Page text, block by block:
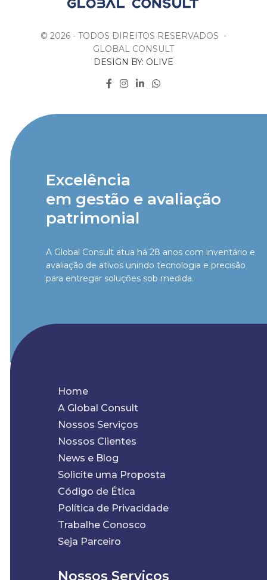
© 2026 - TODOS DIREITOS RESERVADOS -
GLOBAL CONSULT
DESIGN BY: OLIVE
Excelência
em gestão e avaliação
patrimonial
A Global Consult atua há 28 anos com inventário e
avaliação de ativos unindo tecnologia e precisão
para entregar soluções sob medida.
Home
A Global Consult
Nossos Serviços
Nossos Clientes
News e Blog
Solicite uma Proposta
Código de Ética
Política de Privacidade
Trabalhe Conosco
Seja Parceiro
Nossos Serviços